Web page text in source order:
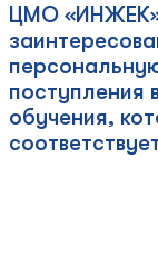
ЦМО «ИНЖЕК»
поступления
обучения,